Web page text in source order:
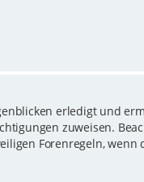
erledigt und
zuweisen.
Forenregeln, wenn